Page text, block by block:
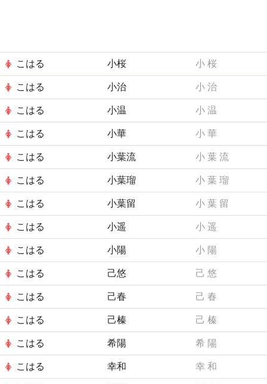
こはる 小桜 小 桜
こはる 小治 小 治
こはる 小温 小 温
こはる 小華 小 華
こはる 小葉流 小 葉 流
こはる 小葉瑠 小 葉 瑠
こはる 小葉留 小 葉 留
こはる 小遥 小 遥
こはる 小陽 小 陽
こはる 己悠 己 悠
こはる 己春 己 春
こはる 己榛 己 榛
こはる 希陽 希 陽
こはる 幸和 幸 和